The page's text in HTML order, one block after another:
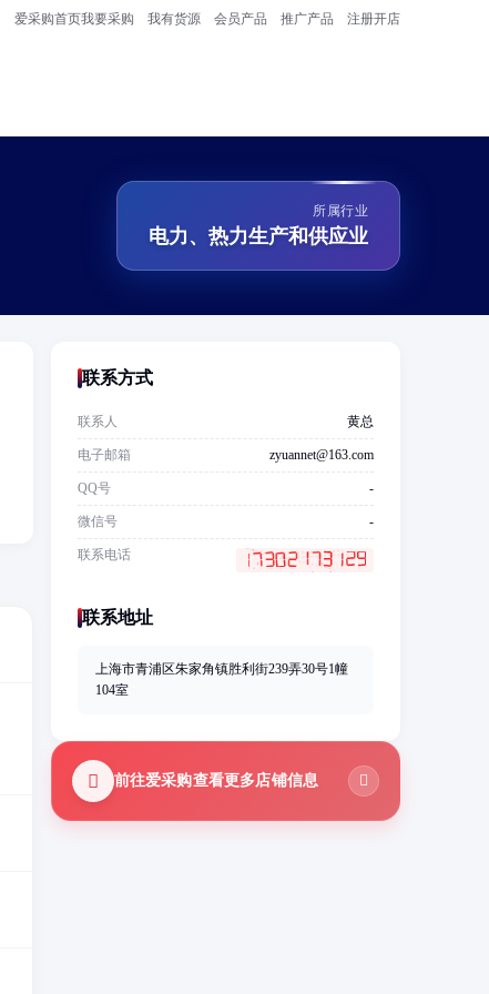
爱采购首页我要采购 我有货源 会员产品 推广产品 注册开店
所属行业
电力、热力生产和供应业
联系方式
联系人 黄总
电子邮箱 zyuannet@163.com
QQ号 -
微信号 -
联系电话
联系地址
上海市青浦区朱家角镇胜利街239弄30号1幢
104室
前往爱采购查看更多店铺信息